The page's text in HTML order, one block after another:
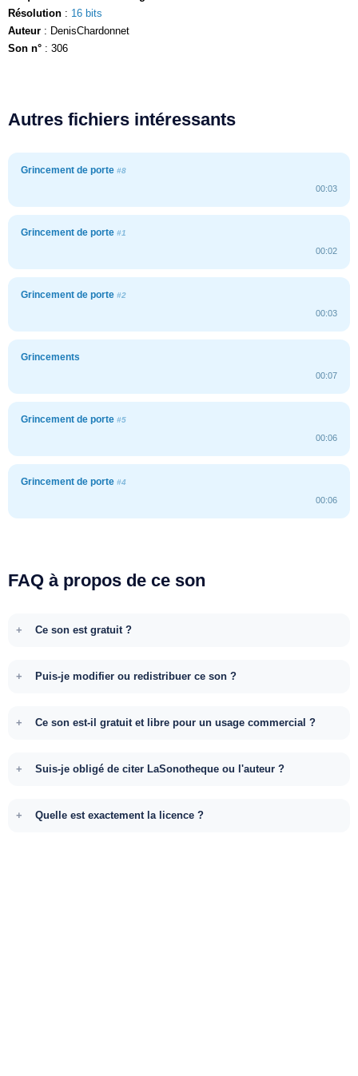
Résolution : 16 bits
Auteur : DenisChardonnet
Son n° : 306
Autres fichiers intéressants
Grincement de porte #8
00:03
Grincement de porte #1
00:02
Grincement de porte #2
00:03
Grincements
00:07
Grincement de porte #5
00:06
Grincement de porte #4
00:06
FAQ à propos de ce son
Ce son est gratuit ?
Puis-je modifier ou redistribuer ce son ?
Ce son est-il gratuit et libre pour un usage commercial ?
Suis-je obligé de citer LaSonotheque ou l'auteur ?
Quelle est exactement la licence ?